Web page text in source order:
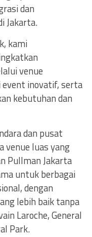
dan
Jakarta.
kami
venue
inovatif, serta
kebutuhan dan
dan pusat
venue luas yang
Pullman Jakarta
untuk berbagai
dengan
lebih baik tanpa
Laroche, General
Park.